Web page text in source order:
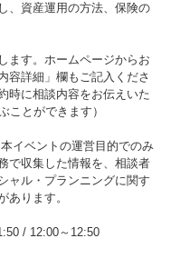
、資産運用の方法、保険の
ます。ホームページからお
容詳細」欄もご記入くださ
時に相談内容をお伝えいた
ことができます）
イベントの運営目的でのみ
で収集した情報を、相談者
ャル・プランニングに関す
あります。
/ 12:00～12:50